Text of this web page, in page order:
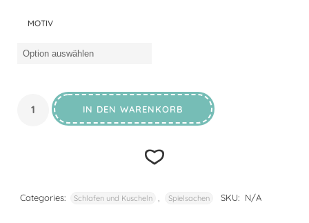
MOTIV
IN DEN WARENKORB
Categories: Schlafen und Kuscheln Spielsachen SKU: N/A